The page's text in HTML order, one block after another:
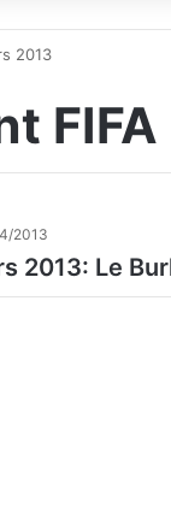
2013
2013
2013: Le